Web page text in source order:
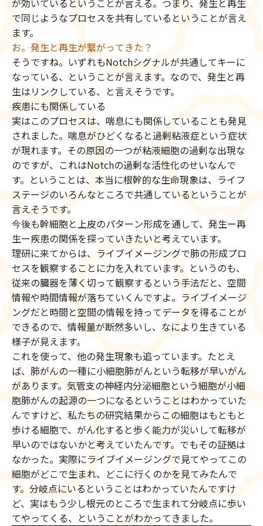
が効いているということが言える。つまり、発生と再生
で同じようなプロセスを共有しているということが言え
ます。
お。発生と再生が繋がってきた？
そうですね。いずれもNotchシグナルが共通してキーに
なっている、ということが言えます。なので、発生と再
生はリンクしている、と言えそうです。
疾患にも関係している
実はこのプロセスは、喘息にも関係していることも発見
されました。喘息がひどくなると過剰粘液症という症状
が現れます。その原因の一つが粘液細胞の過剰な出現な
のですが、これはNotchの過剰な活性化のせいなんで
す。ということは、本当に根幹的な生命現象は、ライフ
ステージのいろんなところで共通しているということが
言えそうです。
今後も幹細胞と上皮のパターン形成を通して、発生ー再
生ー疾患の関係を探っていきたいと考えています。
理研に来てからは、ライブイメージングで肺の形成プロ
セスを観察することに力を入れています。というのも、
従来の臓器を薄く切って観察するという手法だと、空間
情報や時間情報が落ちていくんですよ。ライブイメージ
ングだと時間と空間の情報を持ってデータを得ることが
できるので、情報量が断然多いし、なにより生きている
様子が見えます。
これを使って、他の発生現象も追っています。たとえ
ば、肺がんの一種に小細胞肺がんという転移が早いがん
があります。気管支の神経内分泌細胞という細胞が小細
胞肺がんの起源の一つになるということはわかっていた
んですけど、私たちの研究結果からこの細胞はもともと
歩ける細胞で、がん化すると歩く能力が災いして転移が
早いのではないかと考えていたんです。でもその証拠は
なかった。実際にライブイメージングで見てやってこの
細胞がどこで生まれ、どこに行くのかを見てみたんで
す。分岐点にいるということはわかっていたんですけ
ど、実はもう少し根元のところで生まれて分岐点に歩い
てやってくる、ということがわかってきました。